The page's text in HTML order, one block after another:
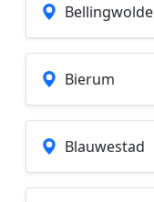
Bellingwolde
Bierum
Blauwestad